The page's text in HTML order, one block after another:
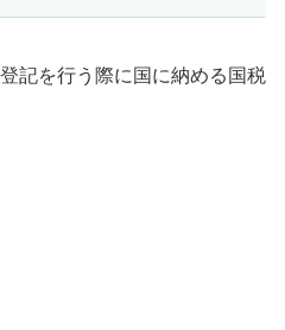
記を行う際に国に納める国税